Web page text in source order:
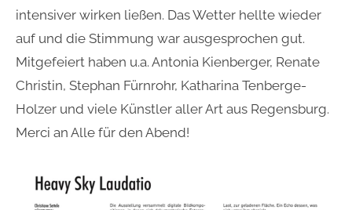
intensiver wirken ließen. Das Wetter hellte wieder
auf und die Stimmung war ausgesprochen gut.
Mitgefeiert haben u.a. Antonia Kienberger, Renate
Christin, Stephan Fürnrohr, Katharina Tenberge-
Holzer und viele Künstler aller Art aus Regensburg.
Merci an Alle für den Abend!